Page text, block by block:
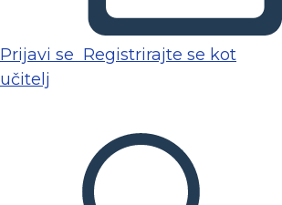
Prijavi se Registrirajte se kot
učitelj